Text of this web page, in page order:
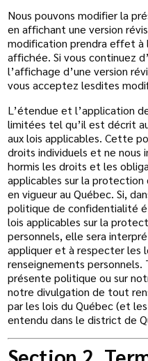
Nous pouvons modifier la
en affichant une version
modification prendra effet à
affichée. Si vous continuez
l’affichage d’une version
vous acceptez lesdites
L’étendue et l’application
limitées tel qu’il est décrit
aux lois applicables. Cette
droits individuels et ne nous
hormis les droits et les
applicables sur la protection
en vigueur au Québec. Si,
politique de confidentialité
lois applicables sur la
personnels, elle sera
appliquer et à respecter les
renseignements
présente politique ou sur
notre divulgation de tout
par les lois du Québec (et
entendu dans le district de